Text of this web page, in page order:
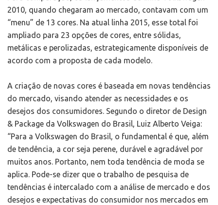
2010, quando chegaram ao mercado, contavam com um
“menu” de 13 cores. Na atual linha 2015, esse total foi
ampliado para 23 opções de cores, entre sólidas,
metálicas e perolizadas, estrategicamente disponíveis de
acordo com a proposta de cada modelo.
A criação de novas cores é baseada em novas tendências
do mercado, visando atender as necessidades e os
desejos dos consumidores. Segundo o diretor de Design
& Package da Volkswagen do Brasil, Luiz Alberto Veiga:
“Para a Volkswagen do Brasil, o fundamental é que, além
de tendência, a cor seja perene, durável e agradável por
muitos anos. Portanto, nem toda tendência de moda se
aplica. Pode-se dizer que o trabalho de pesquisa de
tendências é intercalado com a análise de mercado e dos
desejos e expectativas do consumidor nos mercados em